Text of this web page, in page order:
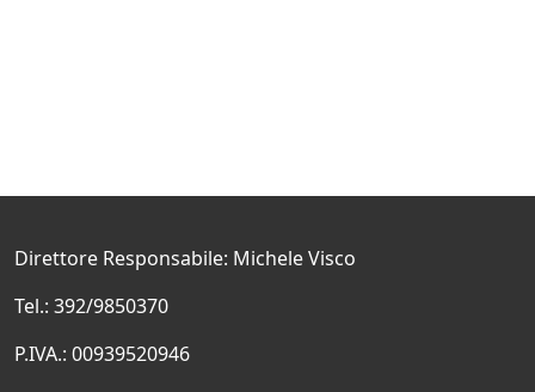
Direttore Responsabile: Michele Visco
Tel.: 392/9850370
P.IVA.: 00939520946